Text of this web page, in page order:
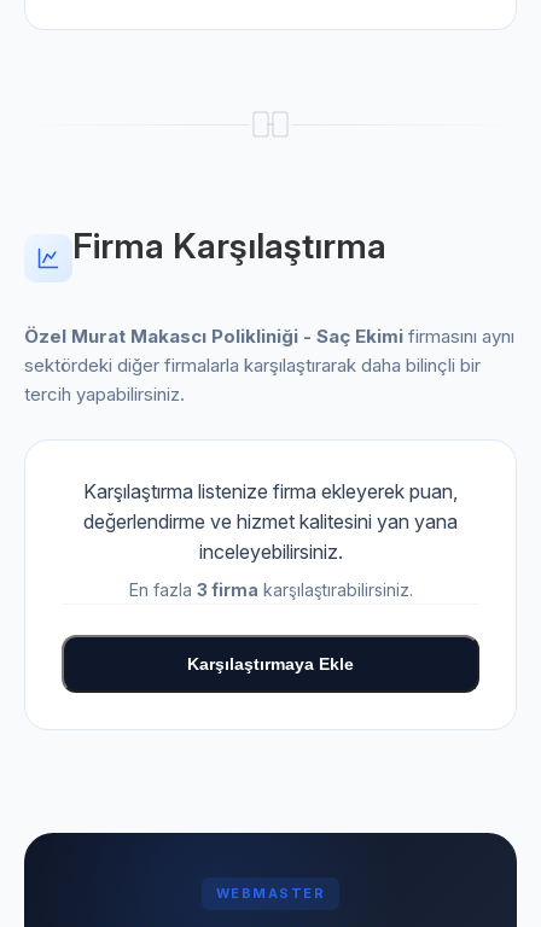
Firma Karşılaştırma
Özel Murat Makascı Polikliniği - Saç Ekimi firmasını aynı
sektördeki diğer firmalarla karşılaştırarak daha bilinçli bir
tercih yapabilirsiniz.
Karşılaştırma listenize firma ekleyerek puan,
değerlendirme ve hizmet kalitesini yan yana
inceleyebilirsiniz.
En fazla 3 firma karşılaştırabilirsiniz.
Karşılaştırmaya Ekle
WEBMASTER